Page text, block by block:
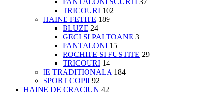
PANTALONI SCURTI 37
TRICOURI 102
HAINE FETITE 189
BLUZE 24
GECI SI PALTOANE 3
PANTALONI 15
ROCHITE SI FUSTITE 29
TRICOURI 14
IE TRADITIONALA 184
SPORT COPII 92
HAINE DE CRACIUN 42